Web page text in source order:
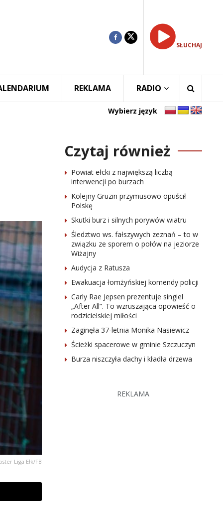
SŁUCHAJ
REKLAMA RADIO
Wybierz język
Liga Ełk/FB
Czytaj również
Powiat ełcki z największą liczbą
interwencji po burzach
Kolejny Gruzin przymusowo opuścił
Polskę
Skutki burz i silnych porywów wiatru
Śledztwo ws. fałszywych zeznań – to w
związku ze sporem o połów na jeziorze
Wiżajny
Audycja z Ratusza
Ewakuacja łomżyńskiej komendy policji
Carly Rae Jepsen prezentuje singiel
„After All”. To wzruszająca opowieść o
rodzicielskiej miłości
Zaginęła 37-letnia Monika Nasiewicz
Ścieżki spacerowe w gminie Szczuczyn
Burza niszczyła dachy i kładła drzewa
REKLAMA